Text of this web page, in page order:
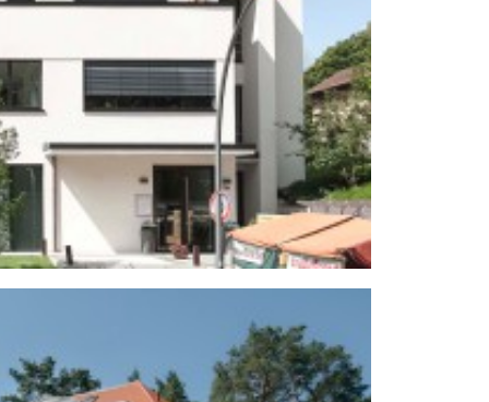
und Geschäftshauses in Berlin-
Schlachtensee